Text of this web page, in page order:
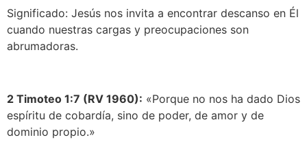
Significado: Jesús nos invita a encontrar descanso en Él
cuando nuestras cargas y preocupaciones son
abrumadoras.
2 Timoteo 1:7 (RV 1960): «Porque no nos ha dado Dios
espíritu de cobardía, sino de poder, de amor y de
dominio propio.»